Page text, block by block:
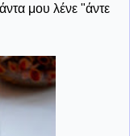
μου λένε "άντε